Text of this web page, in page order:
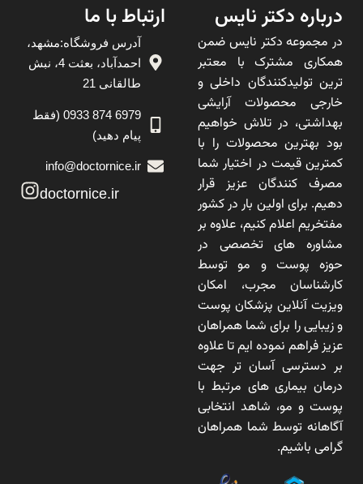
درباره دکتر نایس
در مجموعه دکتر نایس ضمن
همکاری مشترک با معتبر
ترین تولیدکنندگان داخلی و
خارجی محصولات آرایشی
بهداشتی، در تلاش خواهیم
بود بهترین محصولات را با
کمترین قیمت در اختیار شما
مصرف کنندگان عزیز قرار
دهیم. برای اولین بار در کشور
مفتخریم اعلام کنیم، علاوه بر
مشاوره های تخصصی در
حوزه پوست و مو توسط
کارشناسان مجرب، امکان
ویزیت آنلاین پزشکان پوست
و زیبایی را برای شما همراهان
عزیز فراهم نموده ایم تا علاوه
بر دسترسی آسان تر جهت
درمان بیماری های مرتبط با
پوست و مو، شاهد انتخابی
آگاهانه توسط شما همراهان
گرامی باشیم.
ارتباط با ما
آدرس فروشگاه:مشهد،
احمدآباد، بعثت 4، نبش
طالقانی 21
6979 874 0933 (فقط
پیام دهید)
info@doctornice.ir
doctornice.ir